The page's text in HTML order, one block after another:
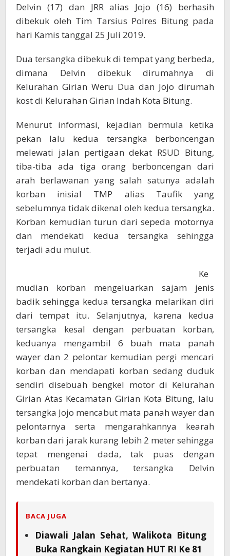
Delvin (17) dan JRR alias Jojo (16) berhasih
dibekuk oleh Tim Tarsius Polres Bitung pada
hari Kamis tanggal 25 Juli 2019.
Dua tersangka dibekuk di tempat yang berbeda,
dimana Delvin dibekuk dirumahnya di
Kelurahan Girian Weru Dua dan Jojo dirumah
kost di Kelurahan Girian Indah Kota Bitung.
Menurut informasi, kejadian bermula ketika
pekan lalu kedua tersangka berboncengan
melewati jalan pertigaan dekat RSUD Bitung,
tiba-tiba ada tiga orang berboncengan dari
arah berlawanan yang salah satunya adalah
korban inisial TMP alias Taufik yang
sebelumnya tidak dikenal oleh kedua tersangka.
Korban kemudian turun dari sepeda motornya
dan mendekati kedua tersangka sehingga
terjadi adu mulut.
Ke
mudian korban mengeluarkan sajam jenis
badik sehingga kedua tersangka melarikan diri
dari tempat itu. Selanjutnya, karena kedua
tersangka kesal dengan perbuatan korban,
keduanya mengambil 6 buah mata panah
wayer dan 2 pelontar kemudian pergi mencari
korban dan mendapati korban sedang duduk
sendiri disebuah bengkel motor di Kelurahan
Girian Atas Kecamatan Girian Kota Bitung, lalu
tersangka Jojo mencabut mata panah wayer dan
pelontarnya serta mengarahkannya kearah
korban dari jarak kurang lebih 2 meter sehingga
tepat mengenai dada, tak puas dengan
perbuatan temannya, tersangka Delvin
mendekati korban dan bertanya.
BACA JUGA
Diawali Jalan Sehat, Walikota Bitung
Buka Rangkain Kegiatan HUT RI Ke 81